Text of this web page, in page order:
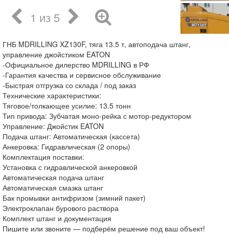
1 из 5
ГНБ MDRILLING XZ130F, тяга 13.5 т, автоподача штанг,
управление джойстиком EATON
-Официальное дилерство MDRILLING в РФ
-Гарантия качества и сервисное обслуживание
-Быстрая отгрузка со склада / под заказ
Технические характеристики:
Тяговое/толкающее усилие: 13.5 тонн
Тип привода: Зубчатая моно-рейка с мотор-редуктором
Управление: Джойстик EATON
Подача штанг: Автоматическая (кассета)
Анкеровка: Гидравлическая (2 опоры)
Комплектация поставки:
Установка с гидравлической анкеровкой
Автоматическая подача штанг
Автоматическая смазка штанг
Бак промывки антифризом (зимний пакет)
Электроклапан бурового раствора
Комплект штанг и документация
Пишите или звоните — подберём решение под ваш объект!